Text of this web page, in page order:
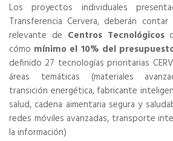
Los proyectos individuales
Transferencia Cervera, deberán
relevante de Centros Tecnológicos
cómo mínimo el 10% del
definido 27 tecnologías prioritarias
áreas temáticas (materiales
transición energética, fabricante
salud, cadena aimentaria segura y
redes móviles avanzadas, transporte
la información)